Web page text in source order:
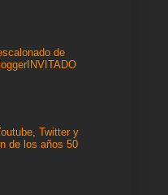
de
Twitter y
de los años 50